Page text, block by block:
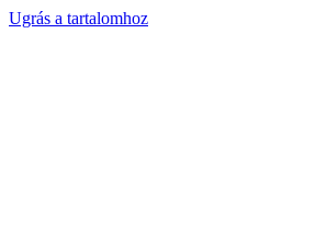
Ugrás a tartalomhoz